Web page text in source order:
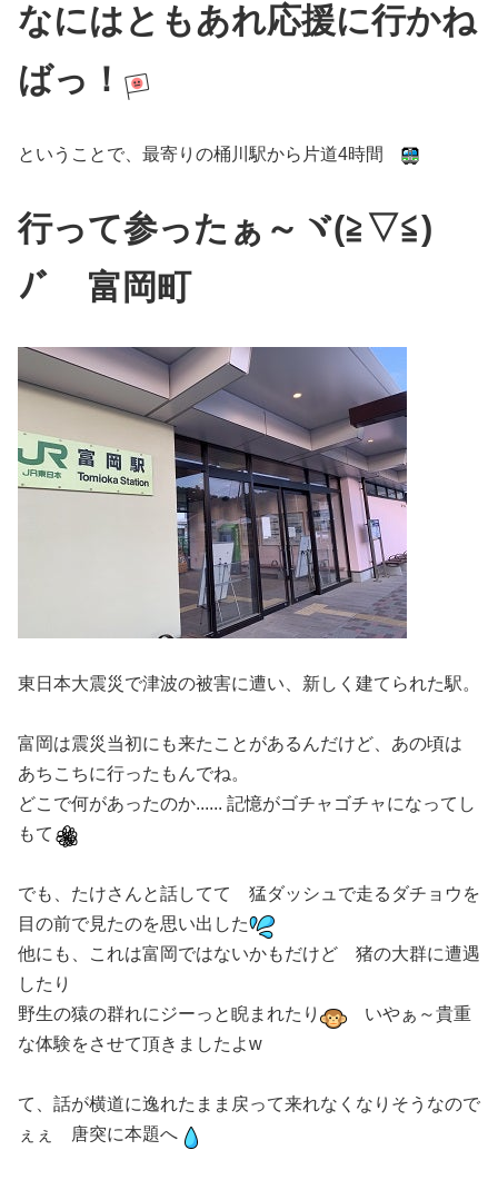
なにはともあれ応援に行かね
ばっ！
ということで、最寄りの桶川駅から片道4時間
行って参ったぁ～ヾ(≧▽≦)
ﾉﾞ 富岡町
東日本大震災で津波の被害に遭い、新しく建てられた駅。
富岡は震災当初にも来たことがあるんだけど、あの頃は
あちこちに行ったもんでね。
どこで何があったのか...... 記憶がゴチャゴチャになってし
もて
でも、たけさんと話してて 猛ダッシュで走るダチョウを
目の前で見たのを思い出した
他にも、これは富岡ではないかもだけど 猪の大群に遭遇
したり
野生の猿の群れにジーっと睨まれたり
いやぁ～貴重
な体験をさせて頂きましたよw
て、話が横道に逸れたまま戻って来れなくなりそうなので
ぇぇ 唐突に本題へ